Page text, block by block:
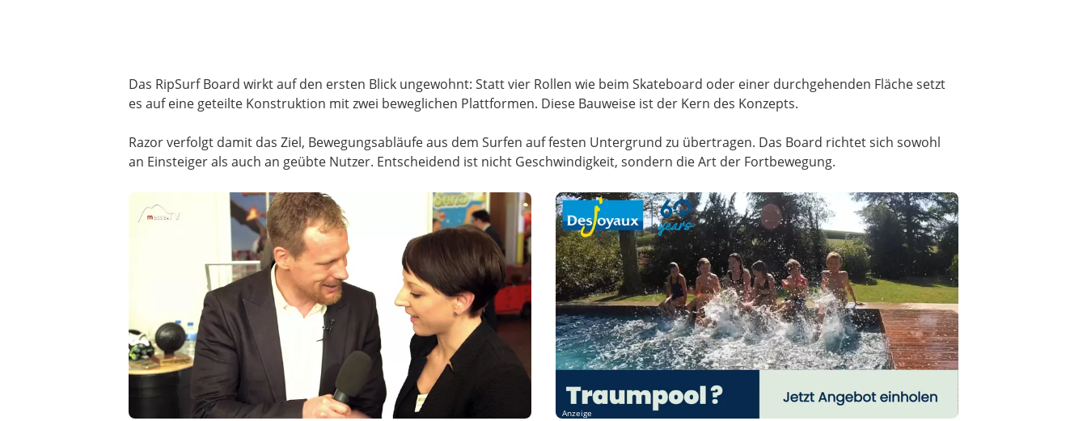
Das RipSurf Board wirkt auf den ersten Blick ungewohnt: Statt vier Rollen wie beim Skateboard oder einer durchgehenden Fläche setzt
es auf eine geteilte Konstruktion mit zwei beweglichen Plattformen. Diese Bauweise ist der Kern des Konzepts.
Razor verfolgt damit das Ziel, Bewegungsabläufe aus dem Surfen auf festen Untergrund zu übertragen. Das Board richtet sich sowohl
an Einsteiger als auch an geübte Nutzer. Entscheidend ist nicht Geschwindigkeit, sondern die Art der Fortbewegung.
Anzeige